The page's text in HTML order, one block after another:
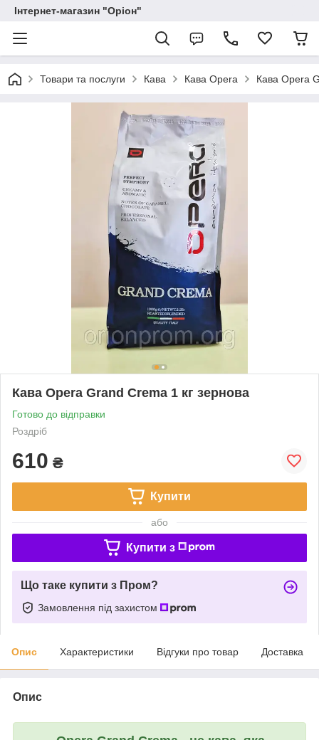
Інтернет-магазин "Оріон"
Товари та послуги Кава Кава Opera Кава Opera
Кава Opera Grand Сrema 1 кг зернова
Готово до відправки
Роздріб
610 ₴
Купити
або
Купити з
Що таке купити з Пром?
Замовлення під захистом
Опис Характеристики Відгуки про товар Доставка
Опис